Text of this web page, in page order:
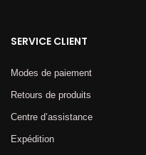
SERVICE CLIENT
Modes de paiement
Retours de produits
Centre d’assistance
Expédition